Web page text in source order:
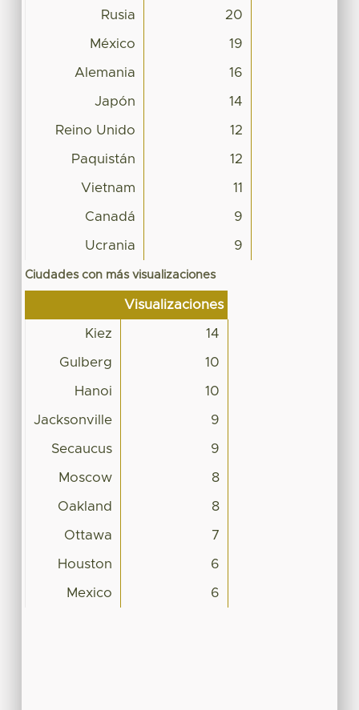
Rusia 20
México 19
Alemania 16
Japón 14
Reino Unido 12
Paquistán 12
Vietnam 11
Canadá 9
Ucrania 9
Ciudades con más visualizaciones
Visualizaciones
Kiez 14
Gulberg 10
Hanoi 10
Jacksonville 9
Secaucus 9
Moscow 8
Oakland 8
Ottawa 7
Houston 6
Mexico 6